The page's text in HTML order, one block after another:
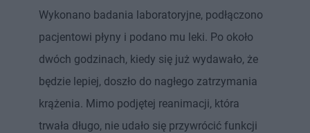
Wykonano badania laboratoryjne, podłączono
pacjentowi płyny i podano mu leki. Po około
dwóch godzinach, kiedy się już wydawało, że
będzie lepiej, doszło do nagłego zatrzymania
krążenia. Mimo podjętej reanimacji, która
trwała długo, nie udało się przywrócić funkcji